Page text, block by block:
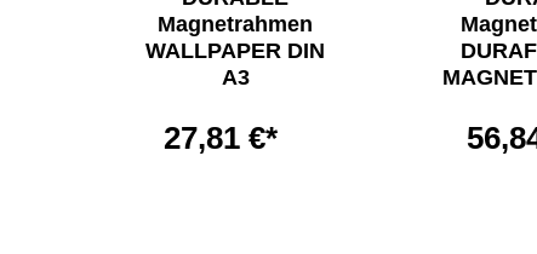
Magnetrahmen
WALLPAPER DIN
A3
27,81 €*